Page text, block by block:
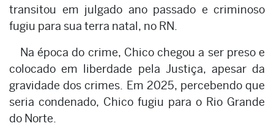
transitou em julgado ano passado e criminoso
fugiu para sua terra natal, no RN.
Na época do crime, Chico chegou a ser preso e
colocado em liberdade pela Justiça, apesar da
gravidade dos crimes. Em 2025, percebendo que
seria condenado, Chico fugiu para o Rio Grande
do Norte.